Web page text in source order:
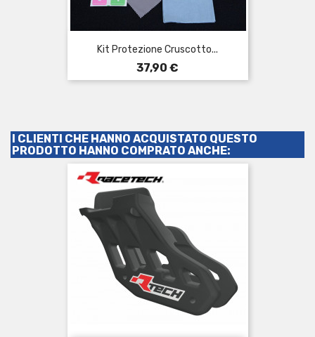
Kit Protezione Cruscotto...
Prezzo
37,90 €
I CLIENTI CHE HANNO ACQUISTATO QUESTO
PRODOTTO HANNO COMPRATO ANCHE: